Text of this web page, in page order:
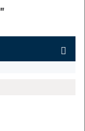
"